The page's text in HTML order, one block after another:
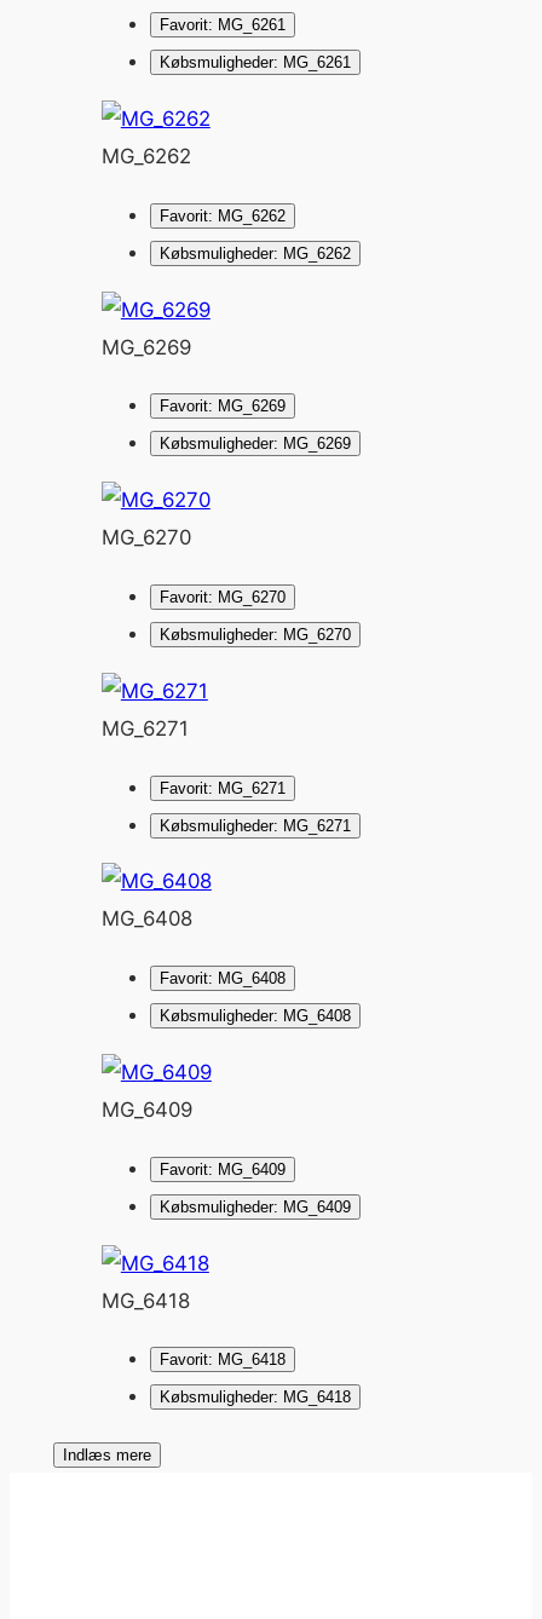
Favorit: MG_6261
Købsmuligheder: MG_6261
MG_6262
Favorit: MG_6262
Købsmuligheder: MG_6262
MG_6269
Favorit: MG_6269
Købsmuligheder: MG_6269
MG_6270
Favorit: MG_6270
Købsmuligheder: MG_6270
MG_6271
Favorit: MG_6271
Købsmuligheder: MG_6271
MG_6408
Favorit: MG_6408
Købsmuligheder: MG_6408
MG_6409
Favorit: MG_6409
Købsmuligheder: MG_6409
MG_6418
Favorit: MG_6418
Købsmuligheder: MG_6418
Indlæs mere